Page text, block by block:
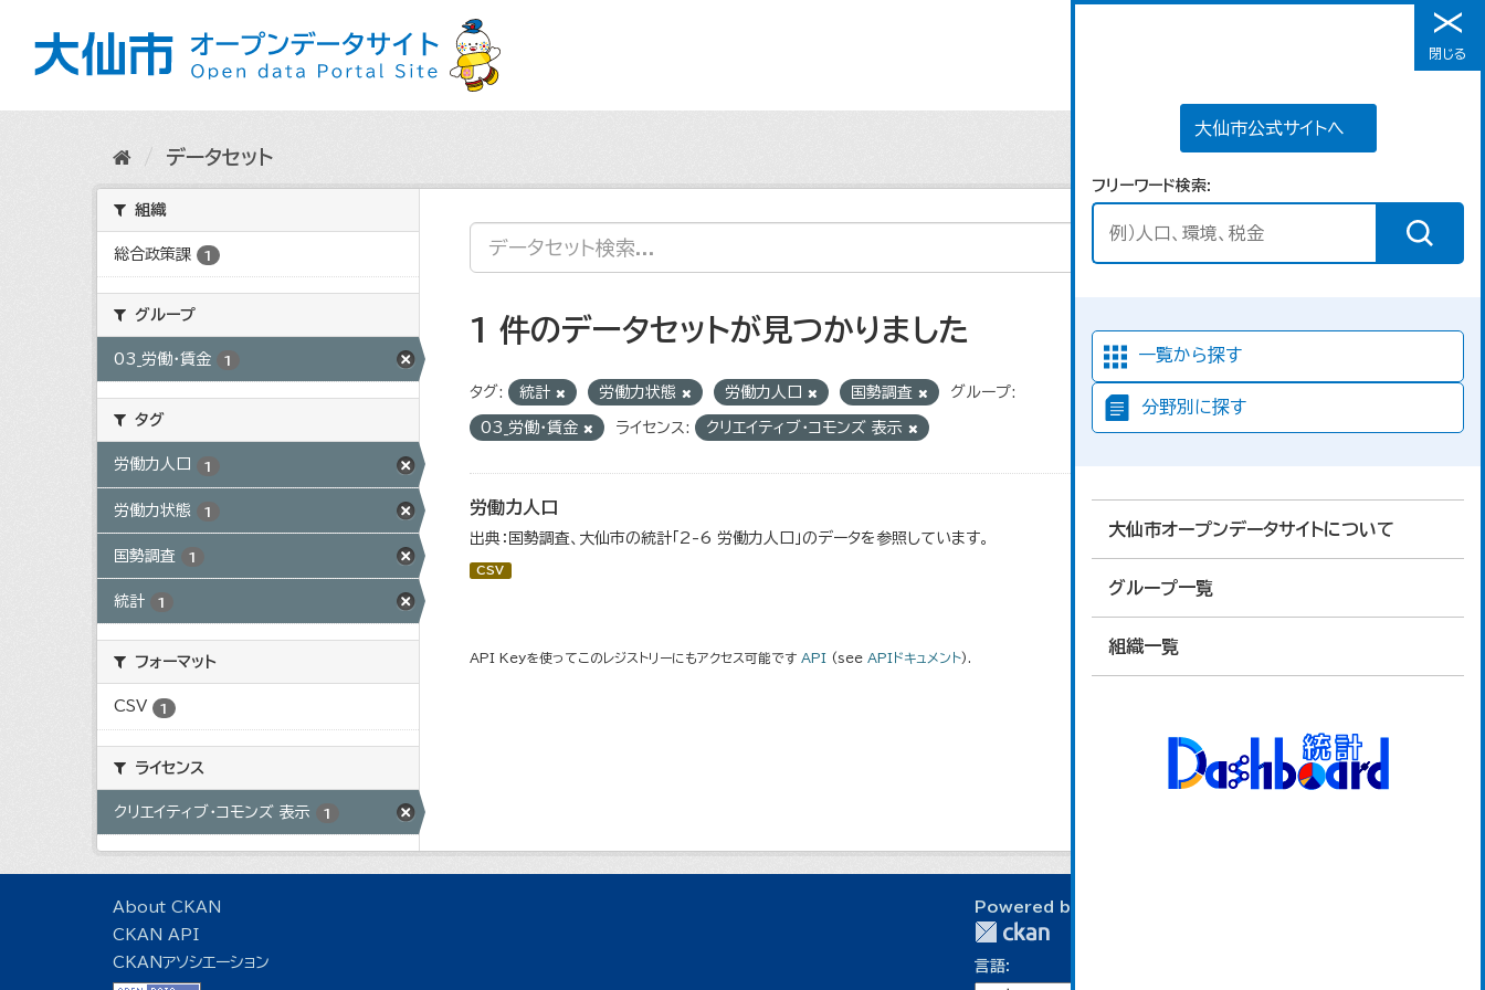
メニュー
大仙市公式サイトへ
フリーワード検索
一覧から探す
分野別に探す
大仙市オープンデータサイトについて
グループ一覧
組織一覧
閉じる
データセット
組織
総合政策課 1
グループ
03_労働・賃金 1
タグ
労働力人口 1
労働力状態 1
国勢調査 1
統計 1
フォーマット
CSV 1
ライセンス
クリエイティブ・コモンズ 表示 1
1 件のデータセットが見つかりました
タグ: 統計 労働力状態 労働力人口 国勢調査 グループ:
03_労働・賃金 ライセンス: クリエイティブ・コモンズ 表示
労働力人口
出典：国勢調査、大仙市の統計「2-6 労働力人口」のデータを参照しています。
CSV
API Keyを使ってこのレジストリーにもアクセス可能です API (see APIドキュメント).
About CKAN
CKAN API
CKANアソシエーション
Powered by
言語